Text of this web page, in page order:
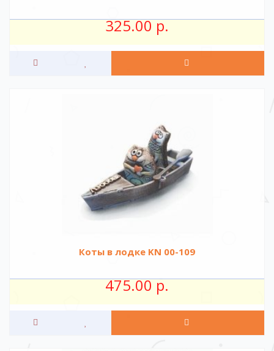
325.00 р.
Коты в лодке KN 00-109
475.00 р.